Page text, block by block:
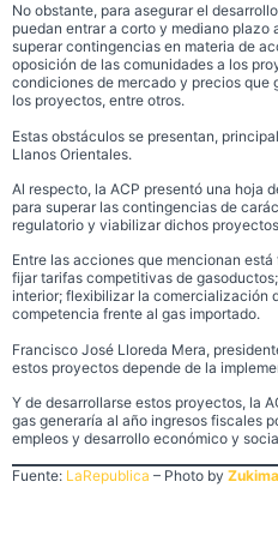
No obstante, para asegurar el
puedan entrar a corto y mediano plazo
superar contingencias en materia de
oposición de las comunidades a los
condiciones de mercado y precios que
los proyectos, entre otros.
Estas obstáculos se presentan,
Llanos Orientales.
Al respecto, la ACP presentó una hoja
para superar las contingencias de
regulatorio y viabilizar dichos
Entre las acciones que mencionan
fijar tarifas competitivas de
interior; flexibilizar la comercialización
competencia frente al gas importado.
Francisco José Lloreda Mera,
estos proyectos depende de la
Y de desarrollarse estos proyectos, la
gas generaría al año ingresos fiscales
empleos y desarrollo económico y
Fuente: LaRepublica – Photo by